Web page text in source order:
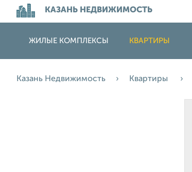
КАЗАНЬ НЕДВИЖИМОСТЬ
ЖИЛЫЕ КОМПЛЕКСЫ КВАРТИРЫ
Казань Недвижимость Квартиры